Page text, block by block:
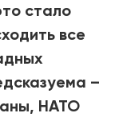
стало
все
–
НАТО